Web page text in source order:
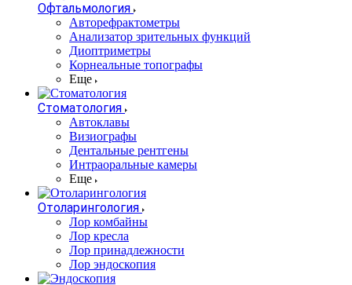
Офтальмология
Авторефрактометры
Анализатор зрительных функций
Диоптриметры
Корнеальные топографы
Еще
Стоматология
Автоклавы
Визиографы
Дентальные рентгены
Интраоральные камеры
Еще
Отоларингология
Лор комбайны
Лор кресла
Лор принадлежности
Лор эндоскопия